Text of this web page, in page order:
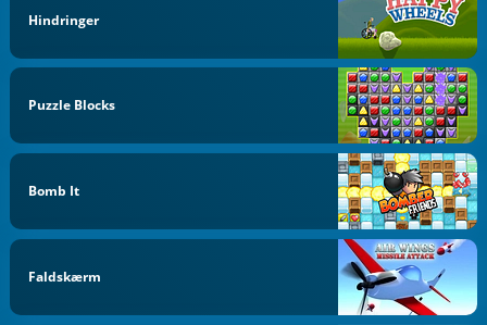
Hindringer
Puzzle Blocks
Bomb It
Faldskærm